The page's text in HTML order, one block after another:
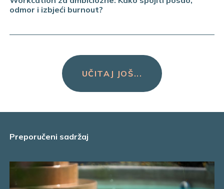
odmor i izbjeći burnout?
UČITAJ JOŠ...
Preporučeni sadržaj